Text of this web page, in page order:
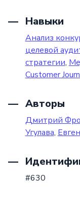
Навыки
Анализ
целевой
стратегии,
Customer
Авторы
Дмитрий
Угулава,
#630